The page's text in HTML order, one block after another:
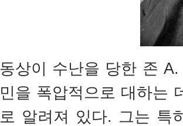
동상이 수난을 당한 존
민을 폭압적으로 대하는
로 알려져 있다. 그는 특